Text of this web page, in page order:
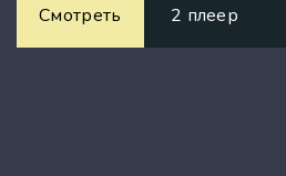
Смотреть 2 плеер